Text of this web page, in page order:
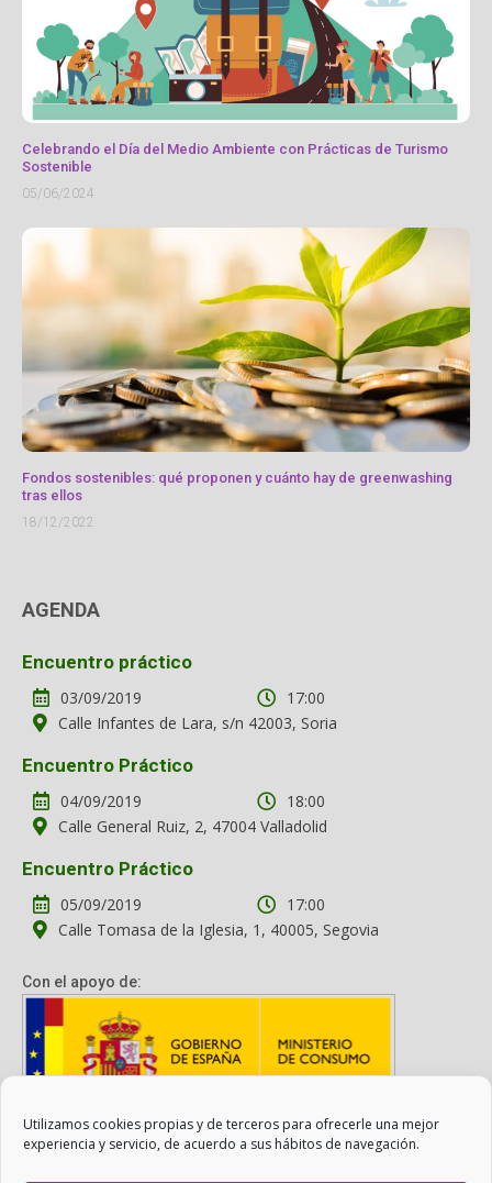
Utilizamos cookies propias y de terceros para ofrecerle una mejor
experiencia y servicio, de acuerdo a sus hábitos de navegación.
Celebrando el Día del Medio Ambiente con Prácticas de Turismo
Sostenible
05/06/2024
Fondos sostenibles: qué proponen y cuánto hay de greenwashing
tras ellos
18/12/2022
AGENDA
Encuentro práctico
03/09/2019
17:00
Calle Infantes de Lara, s/n 42003, Soria
Encuentro Práctico
04/09/2019
18:00
Calle General Ruiz, 2, 47004 Valladolid
Encuentro Práctico
05/09/2019
17:00
Calle Tomasa de la Iglesia, 1, 40005, Segovia
Con el apoyo de:
Con el apoyo del Ministerio de Consumo. Su contenido es
responsabilidad exclusiva de la asociación.